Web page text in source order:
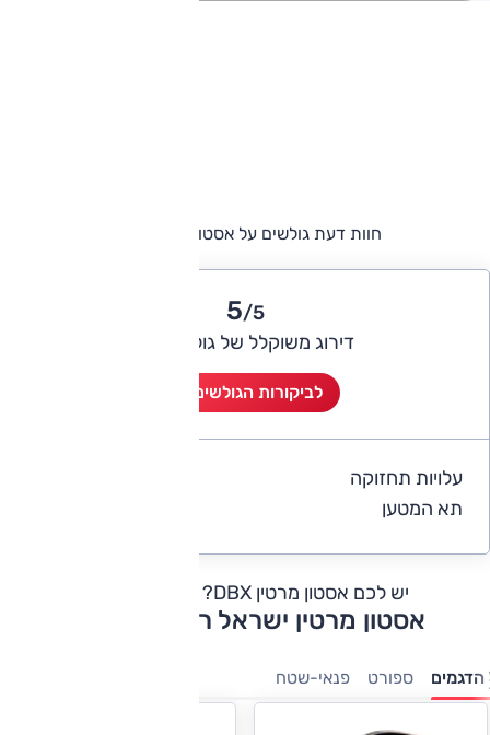
חוות דעת גולשים על אסטון מרטין DBX
5/5
דירוג משוקלל של גולשי אוטו
לביקורות הגולשים (1)
עלויות תחזוקה
תא המטען
יש לכם אסטון מרטין DBX?
אסטון מרטין ישראל רשימת דגמים
הדגמים ספורט פנאי-שטח